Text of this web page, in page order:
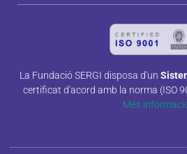
La Fundació SERGI disposa d'un
certificat d'acord amb la norma (ISO
Més